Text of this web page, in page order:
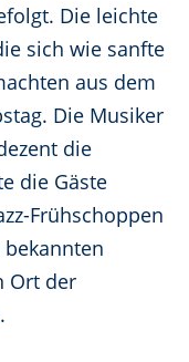
Die leichte
sich wie sanfte
aus dem
Die Musiker
die
die Gäste
Frühschoppen
bekannten
Ort der